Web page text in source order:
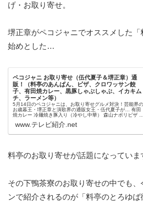
げ・お取り寄せ。
堺正章がペコジャニでオススメした
始めとした…
ペコジャニ お取り寄せ（伍代夏子＆堺正章）通
販！（料亭のあんぱん、ピザ、クロワッサン餃
子、有田焼カレー、黒豚しゃぶしゃぶ、イカキム
チ、ラーメン等）
5月14日のペコジャニは、お取り寄せグルメ対決！芸能界の
お歳暮王・堺正章と演歌界の通販女王・伍代夏子が… 有田
焼カレー 冷麺焼き豚入り（冷やし中華） 森山ナポリピザ 料
チ 肱川ラーメ...
www.テレビ紹介.net
料亭のお取り寄せが話題になっていま
その下鴨茶寮のお取り寄せの中でも
ンで紹介されるのが「料亭のとろゆば